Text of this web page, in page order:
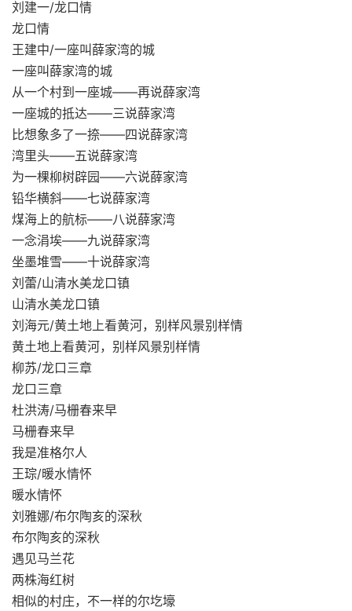
刘建一/龙口情
龙口情
王建中/一座叫薛家湾的城
一座叫薛家湾的城
从一个村到一座城——再说薛家湾
一座城的抵达——三说薛家湾
比想象多了一捺——四说薛家湾
湾里头——五说薛家湾
为一棵柳树辟园——六说薛家湾
铅华横斜——七说薛家湾
煤海上的航标——八说薛家湾
一念涓埃——九说薛家湾
坐墨堆雪——十说薛家湾
刘蕾/山清水美龙口镇
山清水美龙口镇
刘海元/黄土地上看黄河，别样风景别样情
黄土地上看黄河，别样风景别样情
柳苏/龙口三章
龙口三章
杜洪涛/马栅春来早
马栅春来早
我是准格尔人
王琮/暖水情怀
暖水情怀
刘雅娜/布尔陶亥的深秋
布尔陶亥的深秋
遇见马兰花
两株海红树
相似的村庄，不一样的尔圪壕